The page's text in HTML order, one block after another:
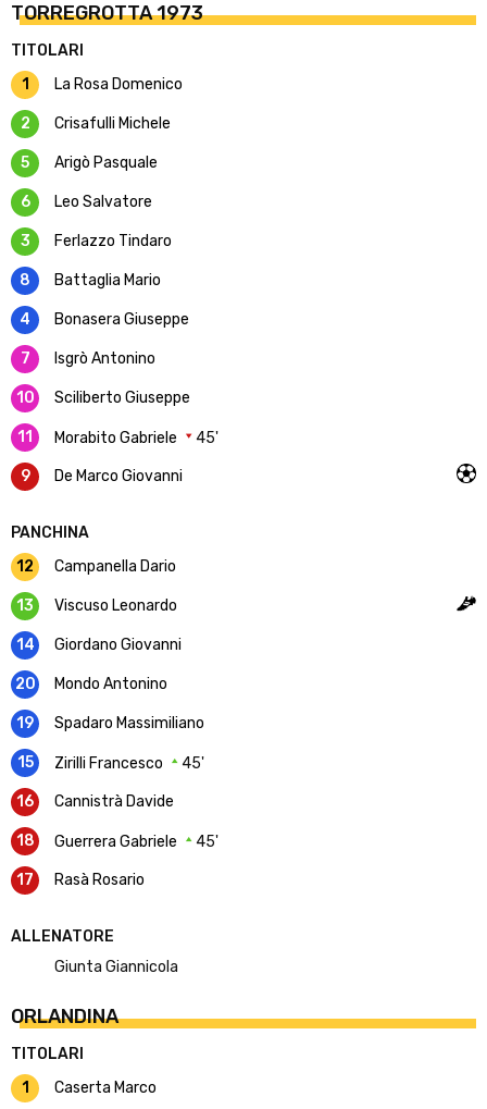
TORREGROTTA 1973
TITOLARI
1
La Rosa Domenico
2 Crisafulli Michele
5 Arigò Pasquale
6 Leo Salvatore
3 Ferlazzo Tindaro
8 Battaglia Mario
4 Bonasera Giuseppe
7 Isgrò Antonino
10 Sciliberto Giuseppe
11 Morabito Gabriele 45'
9 De Marco Giovanni
PANCHINA
12
Campanella Dario
13 Viscuso Leonardo
14 Giordano Giovanni
20 Mondo Antonino
19 Spadaro Massimiliano
15 Zirilli Francesco 45'
16 Cannistrà Davide
18 Guerrera Gabriele 45'
17 Rasà Rosario
ALLENATORE
Giunta Giannicola
ORLANDINA
TITOLARI
1
Caserta Marco